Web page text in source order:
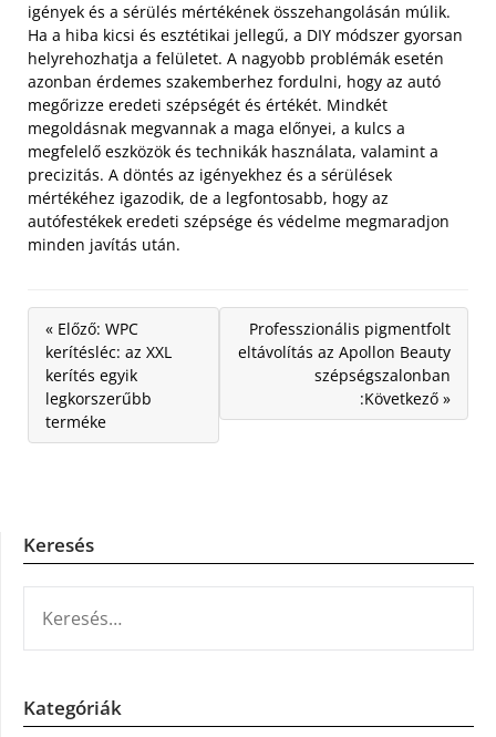
igények és a sérülés mértékének összehangolásán múlik.
Ha a hiba kicsi és esztétikai jellegű, a DIY módszer gyorsan
helyrehozhatja a felületet. A nagyobb problémák esetén
azonban érdemes szakemberhez fordulni, hogy az autó
megőrizze eredeti szépségét és értékét. Mindkét
megoldásnak megvannak a maga előnyei, a kulcs a
megfelelő eszközök és technikák használata, valamint a
precizitás. A döntés az igényekhez és a sérülések
mértékéhez igazodik, de a legfontosabb, hogy az
autófestékek eredeti szépsége és védelme megmaradjon
minden javítás után.
« Előző: WPC
kerítésléc: az XXL
kerítés egyik
legkorszerűbb
terméke
Professzionális pigmentfolt
eltávolítás az Apollon Beauty
szépségszalonban
:Következő »
Keresés
Kategóriák